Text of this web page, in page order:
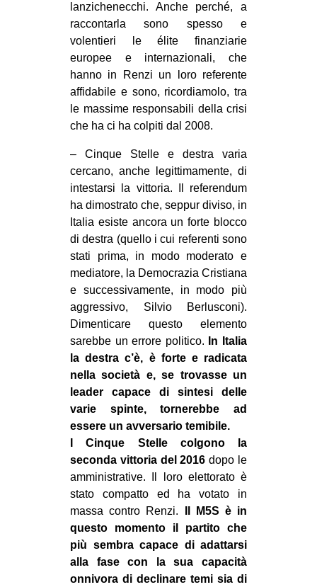
lanzichenecchi. Anche perché, a
raccontarla sono spesso e
volentieri le élite finanziarie
europee e internazionali, che
hanno in Renzi un loro referente
affidabile e sono, ricordiamolo, tra
le massime responsabili della crisi
che ha ci ha colpiti dal 2008.
– Cinque Stelle e destra varia
cercano, anche legittimamente, di
intestarsi la vittoria. Il referendum
ha dimostrato che, seppur diviso, in
Italia esiste ancora un forte blocco
di destra (quello i cui referenti sono
stati prima, in modo moderato e
mediatore, la Democrazia Cristiana
e successivamente, in modo più
aggressivo, Silvio Berlusconi).
Dimenticare questo elemento
sarebbe un errore politico.
In Italia
la destra c’è, è forte e radicata
nella società e, se trovasse un
leader capace di sintesi delle
varie spinte, tornerebbe ad
essere un avversario temibile.
I Cinque Stelle colgono la
seconda vittoria del 2016 dopo le
amministrative. Il loro elettorato è
stato compatto ed ha votato in
massa contro Renzi.
Il M5S è in
questo momento il partito che
più sembra capace di adattarsi
alla fase con la sua capacità
onnivora di declinare temi sia di